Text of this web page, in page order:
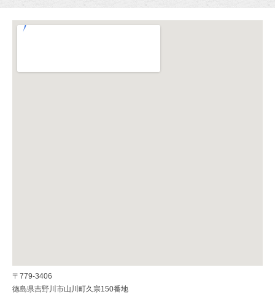
〒779-3406
徳島県吉野川市山川町久宗150番地